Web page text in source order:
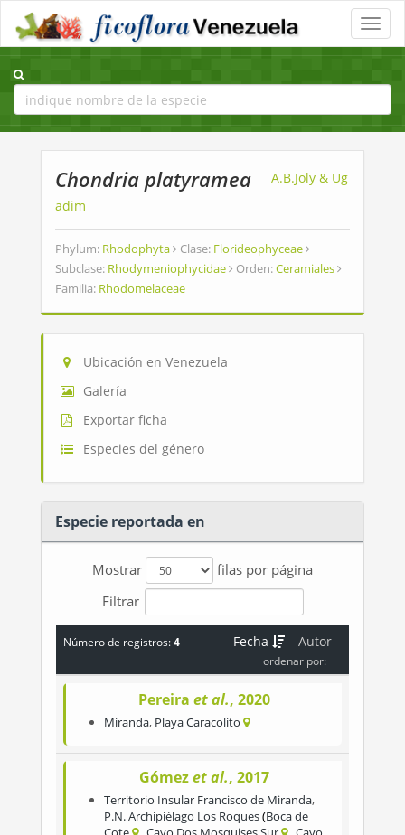
Toggle
Chondria platyramea
A.B.Joly & Ug
adim
Phylum: Rhodophyta Clase: Florideophyceae
Subclase: Rhodymeniophycidae Orden:Ceramiales
Familia: Rhodomelaceae
Ubicación en Venezuela
Galería
Exportar ficha
Especies del género
Especie reportada en
Mostrar
filas por página
Filtrar
Número de registros:4 Autor
Fecha
ordenar por:
Pereira et al., 2020
Miranda, Playa Caracolito
Gómezet al., 2017
Territorio Insular Francisco de Miranda,
P.N. Archipiélago Los Roques Boca de